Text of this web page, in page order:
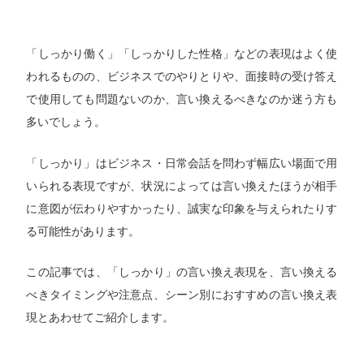
「しっかり働く」「しっかりした性格」などの表現はよく使
われるものの、ビジネスでのやりとりや、面接時の受け答え
で使用しても問題ないのか、言い換えるべきなのか迷う方も
多いでしょう。
「しっかり」はビジネス・日常会話を問わず幅広い場面で用
いられる表現ですが、状況によっては言い換えたほうが相手
に意図が伝わりやすかったり、誠実な印象を与えられたりす
る可能性があります。
この記事では、「しっかり」の言い換え表現を、言い換える
べきタイミングや注意点、シーン別におすすめの言い換え表
現とあわせてご紹介します。